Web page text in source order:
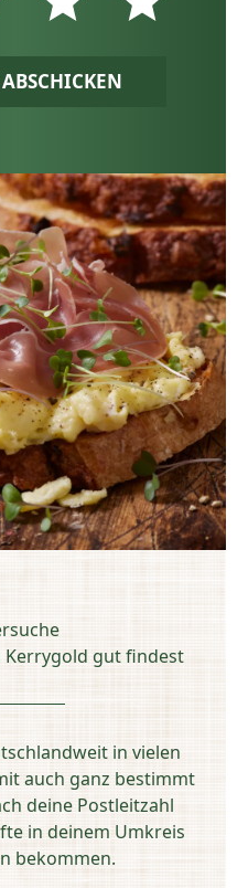
Kerrygold gut findest
in vielen
auch ganz bestimmt
deine Postleitzahl
in deinem Umkreis
bekommen.